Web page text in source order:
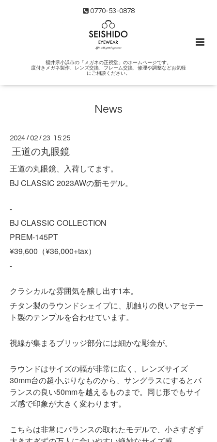
0770-53-0878
福井県小浜市の「メガネの正視堂」のホームページです。
度付きメガネ製作、レンズ交換、フレーム交換、修理や調整などお気軽
にご相談ください。
News
2024 /02 / 23 15:25
王道の丸眼鏡
王道の丸眼鏡、入荷してます。
BJ CLASSIC 2023AWの新モデル。
-
BJ CLASSIC COLLECTION
PREM-145PT
¥39,600（¥36,000+tax）
-
クラシカルな雰囲気を醸し出す1本。
チタン製のラウンドシェイプに、肌触りの良いアセテー
ト製のテンプルを合わせています。
視線が集まるブリッジ部分には細かな彫金が。
ラウンドはサイズの幅が非常に広く、レンズサイズ
30mm台の超小ぶりなものから、サングラスにするとバ
ランスの良い50mmを越えるものまで。同じ形でもサイ
ズ感で印象が大きく変わります。
こちらは非常にバランスの取れたモデルで、小さすぎず